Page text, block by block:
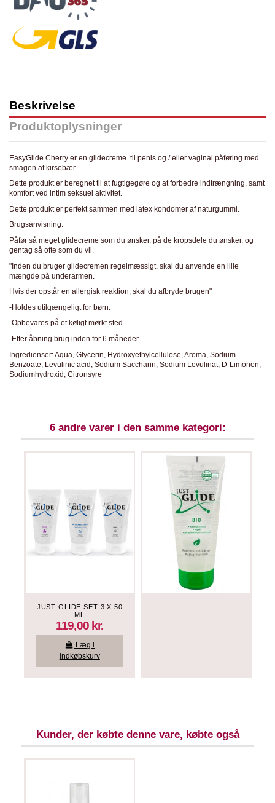
Beskrivelse
Produktoplysninger
EasyGlide Cherry er en glidecreme til penis og / eller vaginal påføring med
smagen af kirsebær.
Dette produkt er beregnet til at fugtigegøre og at forbedre indtrængning, samt
komfort ved intim seksuel aktivitet.
Dette produkt er perfekt sammen med latex kondomer af naturgummi.
Brugsanvisning:
Påfør så meget glidecreme som du ønsker, på de kropsdele du ønsker, og
gentag så ofte som du vil.
"Inden du bruger glidecremen regelmæssigt, skal du anvende en lille
mængde på underarmen.
Hvis der opstår en allergisk reaktion, skal du afbryde brugen"
-Holdes utilgængeligt for børn.
-Opbevares på et køligt mørkt sted.
-Efter åbning brug inden for 6 måneder.
Ingredienser: Aqua, Glycerin, Hydroxyethylcellulose, Aroma, Sodium
Benzoate, Levulinic acid, Sodium Saccharin, Sodium Levulinat, D-Limonen,
Sodiumhydroxid, Citronsyre
6 andre varer i den samme kategori:
JUST GLIDE SET 3 X 50
ML
119,00 kr.
Læg i
indkøbskurv
Kunder, der købte denne vare, købte også